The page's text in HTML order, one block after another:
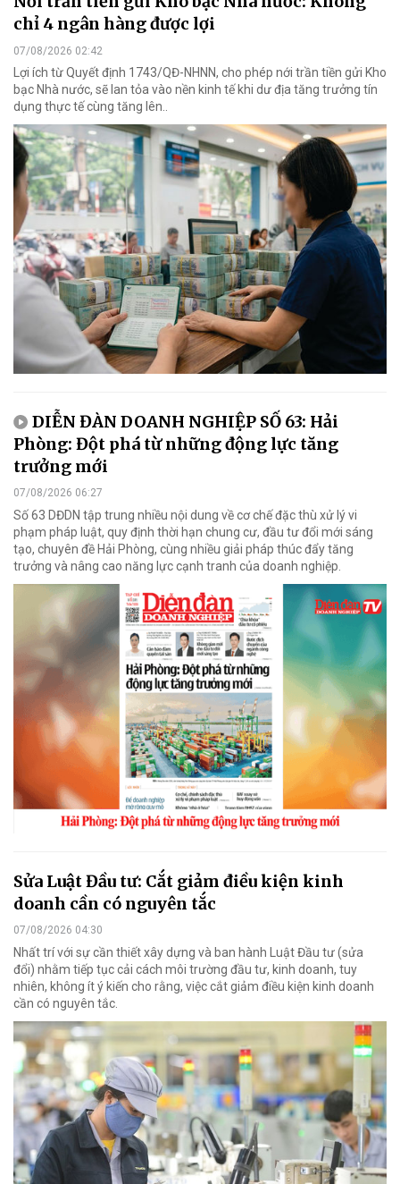
chỉ 4 ngân hàng được lợi
07/08/2026 02:42
Lợi ích từ Quyết định 1743/QĐ-NHNN, cho phép nới trần tiền gửi Kho
bạc Nhà nước, sẽ lan tỏa vào nền kinh tế khi dư địa tăng trưởng tín
dụng thực tế cùng tăng lên..
DIỄN ĐÀN DOANH NGHIỆP SỐ 63: Hải
Phòng: Đột phá từ những động lực tăng
trưởng mới
07/08/2026 06:27
Số 63 DĐDN tập trung nhiều nội dung về cơ chế đặc thù xử lý vi
phạm pháp luật, quy định thời hạn chung cư, đầu tư đổi mới sáng
tạo, chuyên đề Hải Phòng, cùng nhiều giải pháp thúc đẩy tăng
trưởng và nâng cao năng lực cạnh tranh của doanh nghiệp.
Sửa Luật Đầu tư: Cắt giảm điều kiện kinh
doanh cần có nguyên tắc
07/08/2026 04:30
Nhất trí với sự cần thiết xây dựng và ban hành Luật Đầu tư (sửa
đổi) nhằm tiếp tục cải cách môi trường đầu tư, kinh doanh, tuy
nhiên, không ít ý kiến cho rằng, việc cắt giảm điều kiện kinh doanh
cần có nguyên tắc.